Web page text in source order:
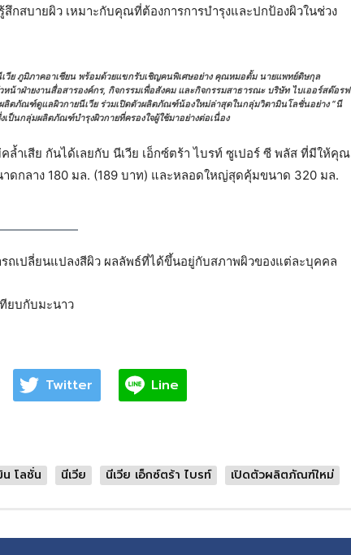
กสบายผิว เหมาะกับคุณที่ต้องการการบำรุงและปกป้องผิวในช่วง
ย ภูมิภาคอาเซียน พร้อมด้วยแขกรับเชิญคนพิเศษอย่าง คุณหมอตั้ม นายแพทย์ดิษกุล
าฝ่ายงานสื่อสารองค์กร, กิจกรรมเพื่อสังคม และกิจกรรมสาธารณะ บริษัท ไบเออร์สด๊อรฟ
ตภัณฑ์ดูแลผิวกายนีเวีย ร่วมเปิดตัวผลิตภัณฑ์น้องใหม่ล่าสุดในกลุ่มวิตามินโลชั่นอย่าง “นี
ป็นกลุ่มผลิตภัณฑ์บำรุงผิวกายที่ครองใจผู้ใช้มาอย่างต่อเนื่อง
ล้ำเสีย กันได้เลยกับ นีเวีย เอ็กซ์ตร้า ไบรท์ ซูเปอร์ ซี พลัส ที่มีให้คุณ
ดกลาง 180 มล. (189 บาท) และหลอดใหญ่สุดคุ้มขนาด 320 มล.
รถเปลี่ยนแปลงสีผิว ผลลัพธ์ที่ได้ขึ้นอยู่กับสภาพผิวของแต่ละบุคคล
ยบกับมะนาว
Twitter Line
โลชั่น นีเวีย นีเวีย เอ็กซ์ตร้า ไบรท์ เปิดตัวผลิตภัณฑ์ใหม่